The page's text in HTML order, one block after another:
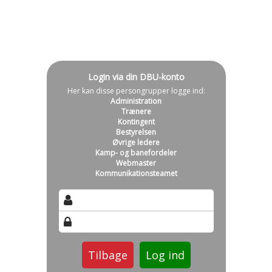
Login via din DBU-konto
Her kan disse persongrupper logge ind:
Administration
Trænere
Kontingent
Bestyrelsen
Øvrige ledere
Kamp- og banefordeler
Webmaster
Kommunikationsteamet
Tilbage